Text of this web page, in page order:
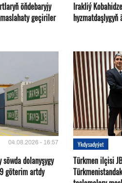
öňdebaryjy
geçiriler
Irakliý
04.08.2026 - 16:57
dolanyşygy
göterim artdy
Ykdysadyýet
Türkmen ilçisi